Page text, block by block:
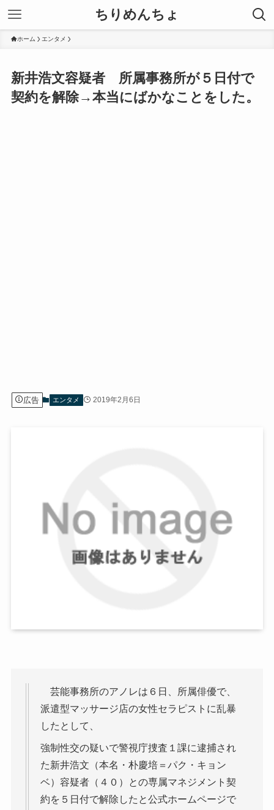
ちりめんちょ
ホーム エンタメ
新井浩文容疑者 所属事務所が５日付で
契約を解除→本当にばかなことをした。
広告 エンタメ 2019年2月6日
芸能事務所のアノレは６日、所属俳優で、
派遣型マッサージ店の女性セラピストに乱暴
したとして、
強制性交の疑いで警視庁捜査１課に逮捕され
た新井浩文（本名・朴慶培＝パク・キョン
ベ）容疑者（４０）との専属マネジメント契
約を５日付で解除したと公式ホームページで